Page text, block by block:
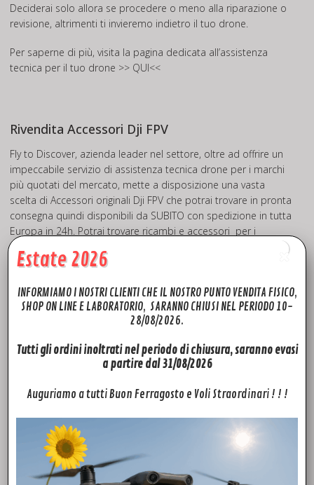
Deciderai solo allora se procedere o meno alla riparazione o
revisione, altrimenti ti invieremo indietro il tuo drone.
Per saperne di più, visita la pagina dedicata all’assistenza
tecnica per il tuo drone >> QUI<<
Rivendita Accessori Dji FPV
Fly to Discover, azienda leader nel settore, oltre ad offrire un
impeccabile servizio di assistenza tecnica drone per i marchi
più quotati del mercato, mette a disposizione una vasta
scelta di Accessori originali Dji FPV che potrai trovare in pronta
consegna quindi disponibili da SUBITO con spedizione in tutta
Europa in 24h. Potrai trovare ricambi e accessori per i
modelli: Phantom 3 pro-advanced-standard, Phantom 4
Advanced, Phantom 4 pro. Mavic pro, Mavic mini, Dji Mini 2,
Inspire pro, Inspire 2, Dji FPV. Quello che non troverai sul sito,
prova a chiedercelo, troveremo il modo per soddisfare le tue
Visita il nostro canaleYouTubepotrai trovare un
sull’installazione dei ricambi Dji FPV.
FTD Rivenditore Dji Autorizzato
Fly To Discover è il tuo è rivenditore Dji Autorizzato di fiducia.
Grazie all’esperienza maturata negli anni, siamo in grado di
Estate 2026
INFORMIAMO I NOSTRI CLIENTI CHE IL NOSTRO PUNTO VENDITA FISICO,
SHOP ON LINE E LABORATORIO, SARANNO CHIUSI NEL PERIODO 10-
28/08/2026.
Tutti gli ordini inoltrati nel periodo di chiusura, saranno evasi
a partire dal 31/08/2026
Auguriamo a tutti Buon Ferragosto e Voli Straordinari ! ! !